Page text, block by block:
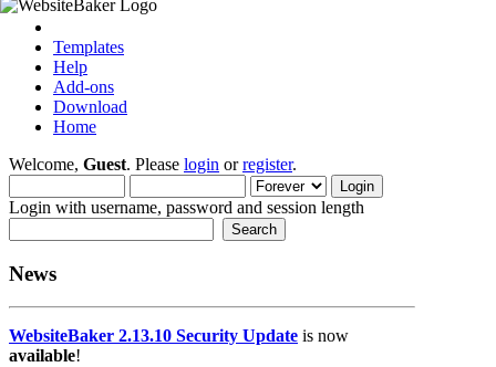
Templates
Help
Add-ons
Download
Home
Welcome, Guest. Please login orregister.
Login with username, password and session length
News
WebsiteBaker 2.13.10 Security Update is now
available!